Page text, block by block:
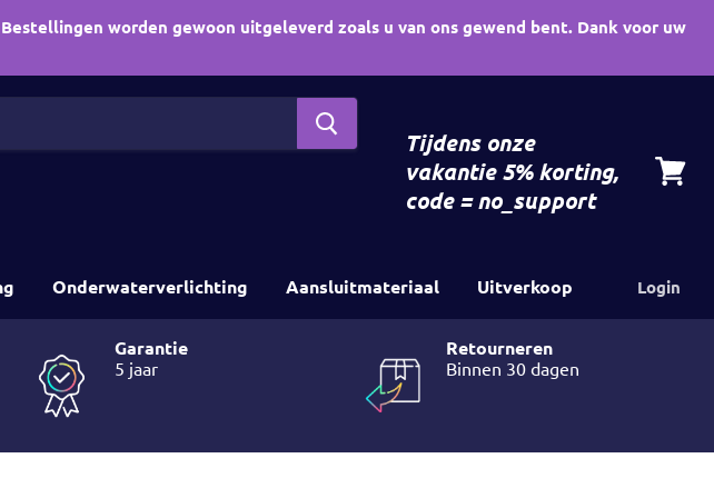
worden gewoon uitgeleverd zoals u van ons gewend bent. Dank voor uw
Tijdens onze
vakantie 5% korting,
code = no_support
Onderwaterverlichting Aansluitmateriaal Uitverkoop Login
Garantie
5 jaar
Retourneren
Binnen 30 dagen